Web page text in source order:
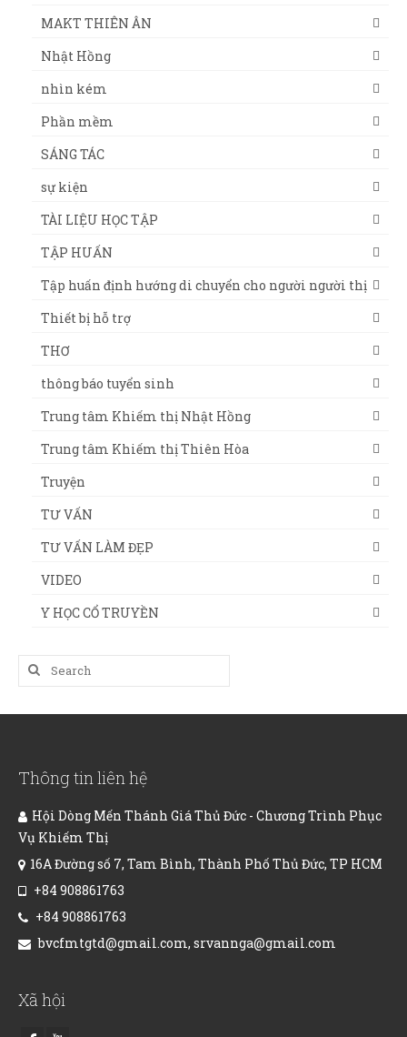
MAKT THIÊN ÂN
Nhật Hồng
nhìn kém
Phần mềm
SÁNG TÁC
sự kiện
TÀI LIỆU HỌC TẬP
TẬP HUẤN
Tập huấn định hướng di chuyển cho người người thị
Thiết bị hỗ trợ
THƠ
thông báo tuyển sinh
Trung tâm Khiếm thị Nhật Hồng
Trung tâm Khiếm thị Thiên Hòa
Truyện
TƯ VẤN
TƯ VẤN LÀM ĐẸP
VIDEO
Y HỌC CỔ TRUYỀN
Search
for:
Thông tin liên hệ
Hội Dòng Mến Thánh Giá Thủ Đức - Chương Trình Phục
Vụ Khiếm Thị
16A Đường số 7, Tam Bình, Thành Phố Thủ Đức, TP HCM
+84 908861763
+84 908861763
bvcfmtgtd@gmail.com, srvannga@gmail.com
Xã hội